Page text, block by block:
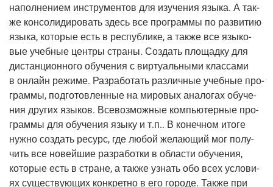
напол­не­ни­ем инстру­мен­тов для изу­че­ния язы­ка. А так­
же кон­со­ли­ди­ро­вать здесь все про­грам­мы по раз­ви­тию
язы­ка, кото­рые есть в рес­пуб­ли­ке, а так­же все язы­ко­
вые учеб­ные цен­тры стра­ны. Создать пло­щад­ку для
дистан­ци­он­но­го обу­че­ния с вир­ту­аль­ны­ми клас­са­ми
в онлайн режи­ме. Раз­ра­бо­тать раз­лич­ные учеб­ные про­
грам­мы, под­го­тов­лен­ные на миро­вых ана­ло­гах обу­че­
ния дру­гих язы­ков. Все­воз­мож­ные ком­пью­тер­ные про­
грам­мы для обу­че­ния язы­ку и т.п.. В конеч­ном ито­ге
нуж­но создать ресурс, где любой жела­ю­щий мог полу­
чить все новей­шие раз­ра­бот­ки в обла­сти обу­че­ния,
кото­рые есть в стране, а так­же узнать обо всех усло­ви­
ях суще­ству­ю­щих кон­крет­но в его горо­де. Так­же при